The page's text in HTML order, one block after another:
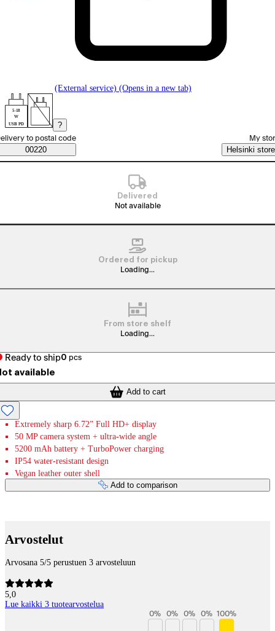
(External service) (Opens in a new tab)
5-18
W
USB PD
?
Saatavuustiedot
order method
to postal code
00220
My
Helsinki store
Delivered
Not available
Ordered for pickup
Loading...
From store shelf
Loading...
Ready to ship0 pcs
available
Add to cart
Extremely sharp 6.72” Full HD+ display
50 MP camera system + ultra-wide angle
5200 mAh battery + TurboPower charging
IP54 water-resistant design
Vegan leather outer shell
Add to comparison
Arvostelut
Arvosana 5/5 perustuen 3 arvosteluun
5,0
Lue kaikki 3 tuotearvostelua
0% 0% 0% 0% 100%